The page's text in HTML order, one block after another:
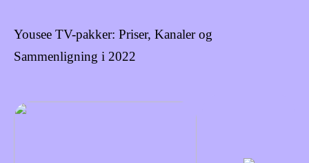
Yousee TV-pakker: Priser, Kanaler og
Sammenligning i 2022